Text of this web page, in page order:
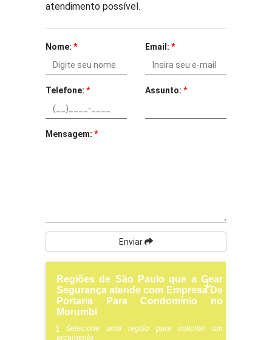
atendimento possível.
Nome: * Email: *
Telefone: * Assunto: *
Mensagem: *
Enviar
Regiões de São Paulo que a Gear
Segurança atende com Empresa De
Portaria Para Condomínio no
Morumbi
Selecione uma região para solicitar um
orçamento